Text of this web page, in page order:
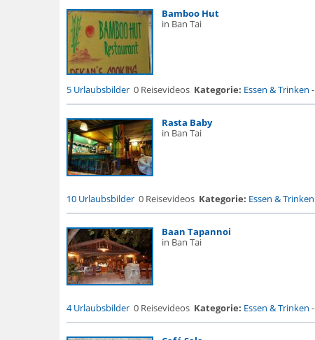
Bamboo Hut
in Ban Tai
5 Urlaubsbilder 0 Reisevideos Kategorie: Essen & Trinken -
Rasta Baby
in Ban Tai
10 Urlaubsbilder 0 Reisevideos Kategorie: Essen & Trinken
Baan Tapannoi
in Ban Tai
4 Urlaubsbilder 0 Reisevideos Kategorie: Essen & Trinken -